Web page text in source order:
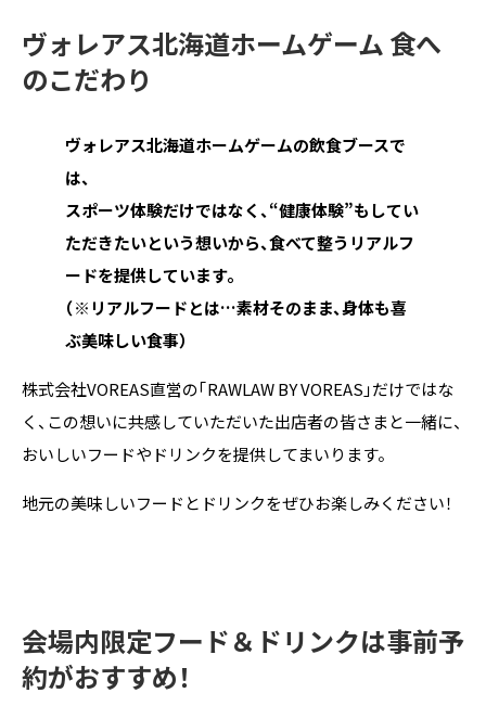
ヴォレアス北海道ホームゲーム 食へ
のこだわり
ヴォレアス北海道ホームゲームの飲食ブースで
は、
スポーツ体験だけではなく、“健康体験”もしてい
ただきたいという想いから、食べて整うリアルフ
ードを提供しています。
（※リアルフードとは…素材そのまま、身体も喜
ぶ美味しい食事）
株式会社VOREAS直営の「RAWLAW BY VOREAS」だけではな
く、この想いに共感していただいた出店者の皆さまと一緒に、
おいしいフードやドリンクを提供してまいります。
地元の美味しいフードとドリンクをぜひお楽しみください！
会場内限定フード＆ドリンクは事前予
約がおすすめ！